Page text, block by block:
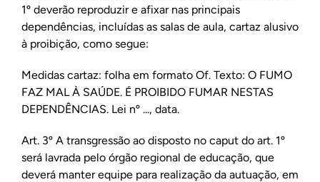
1º deverão reproduzir e afixar nas principais
dependências, incluídas as salas de aula, cartaz alusivo
à proibição, como segue:
Medidas cartaz: folha em formato Of. Texto: O FUMO
FAZ MAL À SAÚDE. É PROIBIDO FUMAR NESTAS
DEPENDÊNCIAS. Lei nº ..., data.
Art. 3º A transgressão ao disposto no caput do art. 1º
será lavrada pelo órgão regional de educação, que
deverá manter equipe para realização da autuação, em